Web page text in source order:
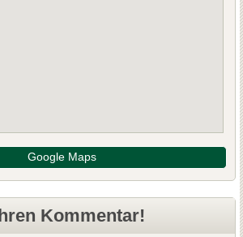
Google Maps
Kommentar!